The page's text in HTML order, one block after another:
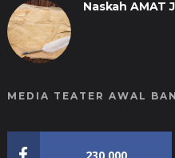
Naskah AMAT
MEDIA TEATER AWAL